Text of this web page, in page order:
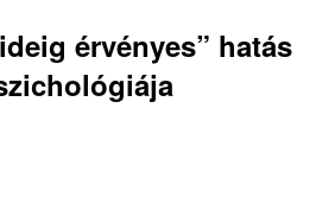
érvényes” hatás